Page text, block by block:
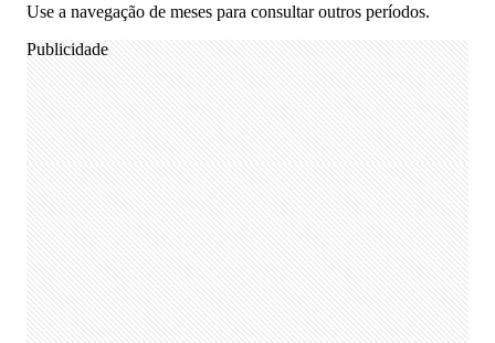
Use a navegação de meses para consultar outros períodos.
Publicidade